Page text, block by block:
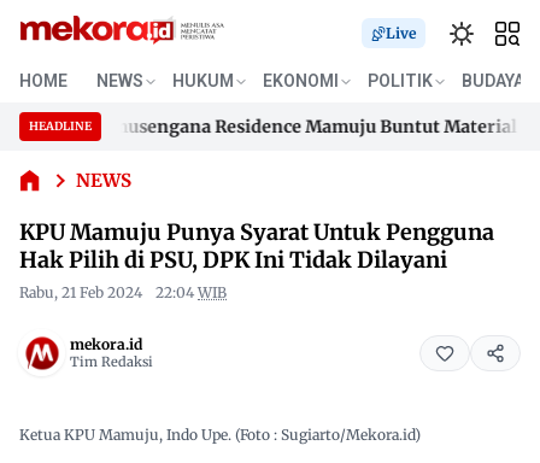
Live
HOME NEWS HUKUM EKONOMI POLITIK BUDAYA
HEADLINE
Samusengana Residence Mamuju Buntut Material 200
Samusengana Residence Mamuju Buntut Material 200
NEWS
Mamuju
Syarat
Pengguna
di PSU,
DPK Ini
Dilayani
KPU Mamuju Punya Syarat Untuk Pengguna
Hak Pilih di PSU, DPK Ini Tidak Dilayani
Rabu, 21 Feb 2024 22:04 WIB
mekora.id
Tim Redaksi
Ketua KPU Mamuju, Indo Upe. (Foto : Sugiarto/Mekora.id)